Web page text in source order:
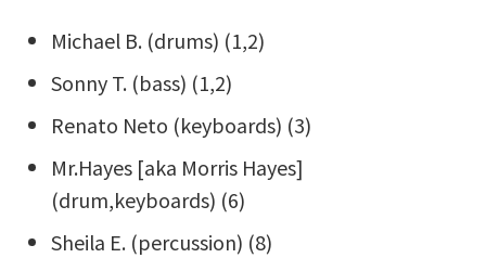
Michael B. (drums) (1,2)
Sonny T. (bass) (1,2)
Renato Neto (keyboards) (3)
Mr.Hayes [aka Morris Hayes]
(drum,keyboards) (6)
Sheila E. (percussion) (8)